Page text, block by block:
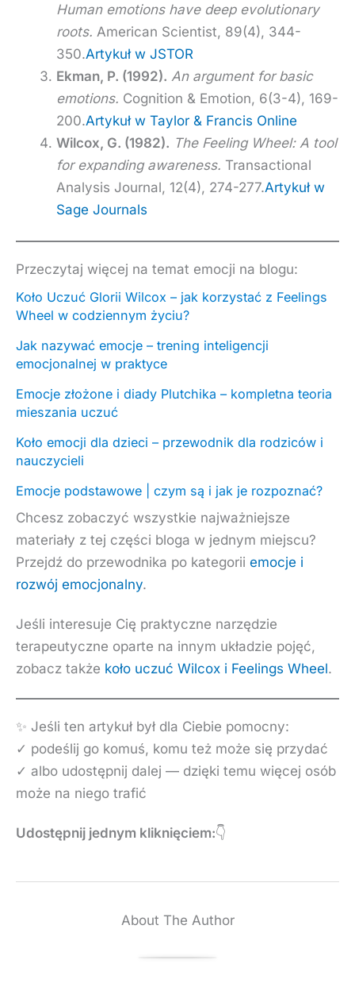
Human emotions have deep evolutionary
roots. American Scientist, 89(4), 344-
350.Artykuł w JSTOR
Ekman, P. (1992). An argument for basic
emotions. Cognition & Emotion, 6(3-4), 169-
200.Artykuł w Taylor & Francis Online
Wilcox, G. (1982). The Feeling Wheel: A tool
for expanding awareness. Transactional
Analysis Journal, 12(4), 274-277.Artykuł w
Sage Journals
Przeczytaj więcej na temat emocji na blogu:
Koło Uczuć Glorii Wilcox – jak korzystać z Feelings
Wheel w codziennym życiu?
Jak nazywać emocje – trening inteligencji
emocjonalnej w praktyce
Emocje złożone i diady Plutchika – kompletna teoria
mieszania uczuć
Koło emocji dla dzieci – przewodnik dla rodziców i
nauczycieli
Emocje podstawowe | czym są i jak je rozpoznać?
Chcesz zobaczyć wszystkie najważniejsze
materiały z tej części bloga w jednym miejscu?
Przejdź do przewodnika po kategorii emocje i
rozwój emocjonalny.
Jeśli interesuje Cię praktyczne narzędzie
terapeutyczne oparte na innym układzie pojęć,
zobacz także koło uczuć Wilcox i Feelings Wheel.
✨ Jeśli ten artykuł był dla Ciebie pomocny:
✓ podeślij go komuś, komu też może się przydać
✓ albo udostępnij dalej — dzięki temu więcej osób
może na niego trafić
Udostępnij jednym kliknięciem:👇
About The Author